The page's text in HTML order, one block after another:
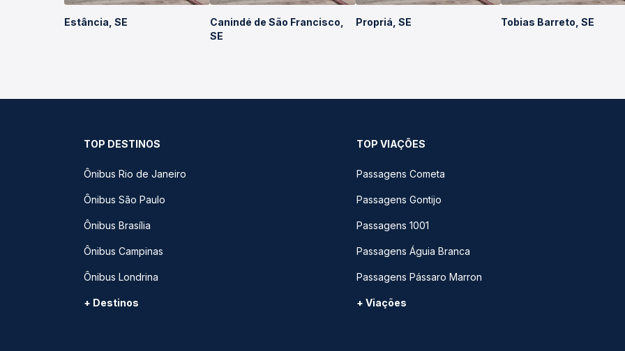
Estância, SE
Canindé de São Francisco,
SE
Propriá, SE Tobias Barreto, SE
TOP DESTINOS
Ônibus Rio de Janeiro
Ônibus São Paulo
Ônibus Brasília
Ônibus Campinas
Ônibus Londrina
+ Destinos
TOP VIAÇÕES
Passagens Cometa
Passagens Gontijo
Passagens 1001
Passagens Águia Branca
Passagens Pássaro Marron
+ Viações